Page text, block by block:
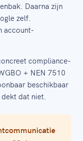
Daarna zijn
zelf.
account-
compliance-
+ NEN 7510
beschikbaar
dat niet.